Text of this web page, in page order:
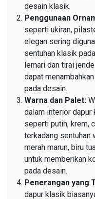
desain klasik.
Penggunaan
seperti ukiran,
elegan sering
sentuhan klasik
lemari dan tirai
dapat
pada desain.
Warna dan Palet:
dalam interior dapur
seperti putih, krem,
terkadang sentuhan
merah marun, biru
untuk memberikan
pada desain.
Penerangan yang
dapur klasik